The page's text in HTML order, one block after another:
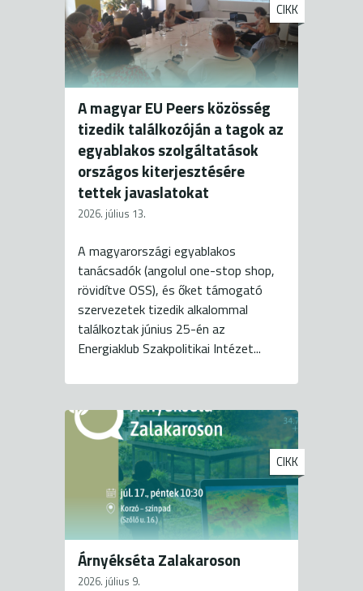
CIKK
A magyar EU Peers közösség
tizedik találkozóján a tagok az
egyablakos szolgáltatások
országos kiterjesztésére
tettek javaslatokat
2026. július 13.
A magyarországi egyablakos
tanácsadók (angolul one-stop shop,
rövidítve OSS), és őket támogató
szervezetek tizedik alkalommal
találkoztak június 25-én az
Energiaklub Szakpolitikai Intézet...
CIKK
Árnyékséta Zalakaroson
2026. július 9.